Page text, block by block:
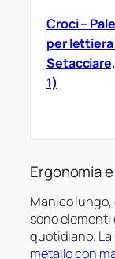
Croci –
per
1)
Ergonomia
Manico
sono elementi
quotidiano. La
metallo con